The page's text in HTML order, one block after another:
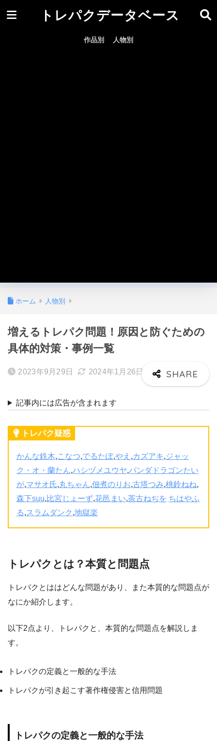
トレパクデータベース
作品別 人物別
ホーム 人物別
増えるトレパク問題！原因と防ぐための
具体的対策・事例一覧
2023年9月29日 2024年1月26日
記事内には広告が含まれます
トレパク疑惑
かんな鉄木,こなつ,でるたぽ,やえ ,カズアキ,ジャッ
ク・オ・蘭たん,ハシヅメユウヤ,パンダドラゴンたい
が,マサオ氏,丸ちゃん,佃煮のりお,古塔つみ,桃鈴ねね,
森下suu,比宮じょーず,花邑まい,茶古ねぢを ちはやふ
る,スラムダンク ,地獄楽
トレパクとは？本質と問題点
トレパクとははどんな問題があり、また本質的な問題点が
なにか紹介します。
以下2点より、トレパクと、本質的な問題点を解説しま
す。
トレパクの定義と一般的な手法
トレパクが引き起こす著作権侵害と信用問題
トレパクの定義と一般的な手法